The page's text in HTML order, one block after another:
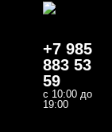
+7 985
883 53
59
с 10:00 до
19:00